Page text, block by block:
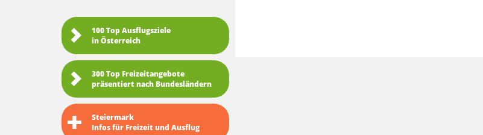
100 Top Ausflugsziele
in Österreich
300 Top Freizeitangebote
präsentiert nach Bundesländern
Steiermark
Infos für Freizeit und Ausflug